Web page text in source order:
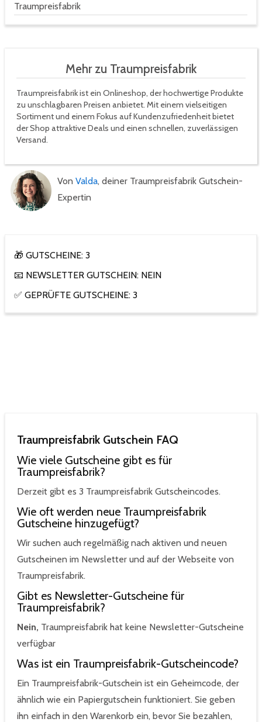
Traumpreisfabrik
Mehr zu Traumpreisfabrik
Traumpreisfabrik ist ein Onlineshop, der hochwertige Produkte
zu unschlagbaren Preisen anbietet. Mit einem vielseitigen
Sortiment und einem Fokus auf Kundenzufriedenheit bietet
der Shop attraktive Deals und einen schnellen, zuverlässigen
Versand.
Von Valda, deiner Traumpreisfabrik Gutschein-
Expertin
🎁 GUTSCHEINE: 3
📧 NEWSLETTER GUTSCHEIN: NEIN
✅ GEPRÜFTE GUTSCHEINE: 3
Traumpreisfabrik Gutschein FAQ
Wie viele Gutscheine gibt es für
Traumpreisfabrik?
Derzeit gibt es 3 Traumpreisfabrik Gutscheincodes.
Wie oft werden neue Traumpreisfabrik
Gutscheine hinzugefügt?
Wir suchen auch regelmäßig nach aktiven und neuen
Gutscheinen im Newsletter und auf der Webseite von
Traumpreisfabrik.
Gibt es Newsletter-Gutscheine für
Traumpreisfabrik?
Nein, Traumpreisfabrik hat keine Newsletter-Gutscheine
verfügbar
Was ist ein Traumpreisfabrik-Gutscheincode?
Ein Traumpreisfabrik-Gutschein ist ein Geheimcode, der
ähnlich wie ein Papiergutschein funktioniert. Sie geben
ihn einfach in den Warenkorb ein, bevor Sie bezahlen,